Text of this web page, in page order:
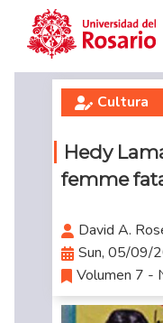
Skip to main content
Cultura
Hedy
femme
David A.
Sun, 05/09/
Volumen 7 -